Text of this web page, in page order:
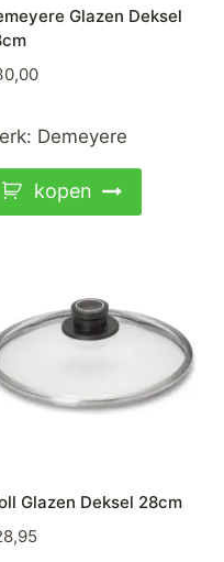
Glazen Deksel
Demeyere
kopen
Glazen Deksel 28cm